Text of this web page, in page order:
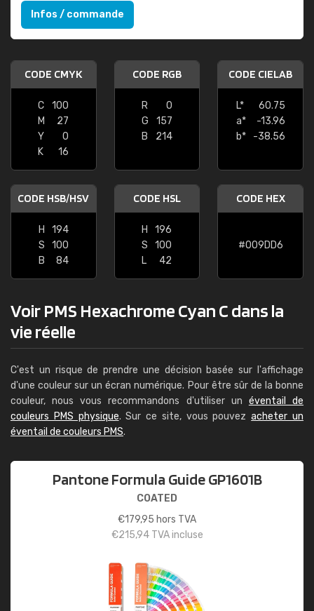
Infos / commande
CODE CMYK
C
100
M
27
Y
0
K
16
CODE RGB
R
0
G
157
B
214
CODE CIELAB
L*
60.75
a*
-13.96
b*
-38.56
CODE HSB/HSV
H
194
S
100
B
84
CODE HSL
H
196
S
100
L
42
CODE HEX
#009DD6
Voir PMS Hexachrome Cyan C dans la
vie réelle
C'est un risque de prendre une décision basée sur l'affichage
d'une couleur sur un écran numérique. Pour être sûr de la bonne
couleur, nous vous recommandons d'utiliser un éventail de
couleurs PMS physique. Sur ce site, vous pouvezacheter un
éventail de couleurs PMS.
Pantone Formula Guide GP1601B
COATED
€179,95 hors TVA
€215,94TVA incluse